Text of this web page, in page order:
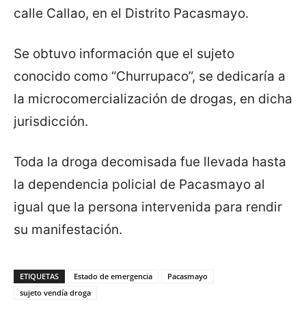
calle Callao, en el Distrito Pacasmayo.
Se obtuvo información que el sujeto
conocido como “Churrupaco”, se dedicaría a
la microcomercialización de drogas, en dicha
jurisdicción.
Toda la droga decomisada fue llevada hasta
la dependencia policial de Pacasmayo al
igual que la persona intervenida para rendir
su manifestación.
ETIQUETAS Estado de emergencia
Pacasmayo
sujeto vendía droga